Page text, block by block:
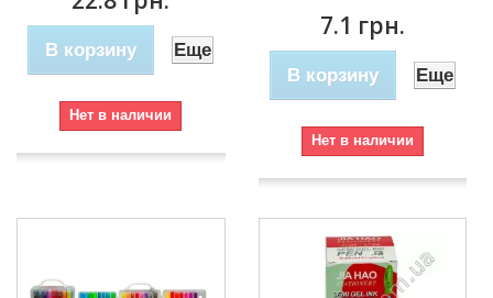
В корзину Еще
Нет в наличии
7.1 грн.
В корзину Еще
Нет в наличии